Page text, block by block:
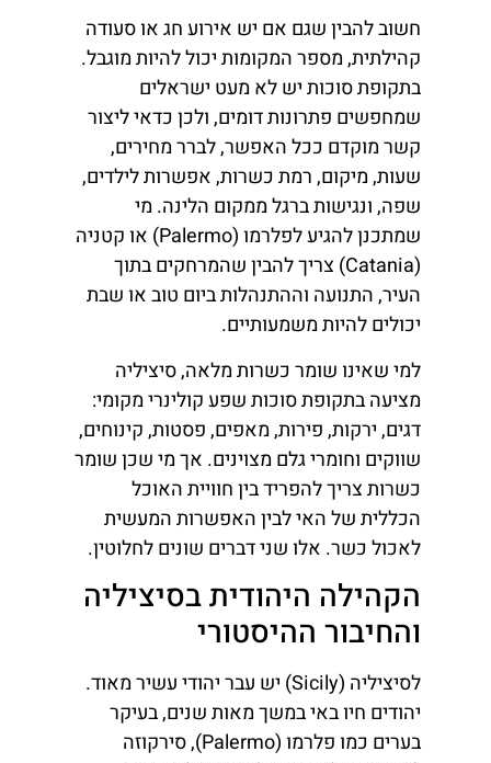
חשוב להבין שגם אם יש אירוע חג או סעודה
קהילתית, מספר המקומות יכול להיות מוגבל.
בתקופת סוכות יש לא מעט ישראלים
שמחפשים פתרונות דומים, ולכן כדאי ליצור
קשר מוקדם ככל האפשר, לברר מחירים,
שעות, מיקום, רמת כשרות, אפשרות לילדים,
שפה, ונגישות ברגל ממקום הלינה. מי
שמתכנן להגיע לפלרמו (Palermo) או קטניה
(Catania) צריך להבין שהמרחקים בתוך
העיר, התנועה וההתנהלות ביום טוב או שבת
יכולים להיות משמעותיים.
למי שאינו שומר כשרות מלאה, סיציליה
מציעה בתקופת סוכות שפע קולינרי מקומי:
דגים, ירקות, פירות, מאפים, פסטות, קינוחים,
שווקים וחומרי גלם מצוינים. אך מי שכן שומר
כשרות צריך להפריד בין חוויית האוכל
הכללית של האי לבין האפשרות המעשית
לאכול כשר. אלו שני דברים שונים לחלוטין.
הקהילה היהודית בסיציליה
והחיבור ההיסטורי
לסיציליה (Sicily) יש עבר יהודי עשיר מאוד.
יהודים חיו באי במשך מאות שנים, בעיקר
בערים כמו פלרמו (Palermo), סירקוזה